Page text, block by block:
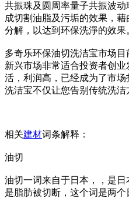
共振珠及圆周率量子共振波
成切割油脂及污垢的效果，
分解，以达到环保洗淨的效果
多奇乐环保油切洗洁宝市场
新兴市场非常适合投资者创
活，利润高，已经成为了市
洗洁宝不仅让您告别传统洗洁
相关建材词条解释：
油切
油切一词来自于日本，，是
是脂肪被切断，这个词是两